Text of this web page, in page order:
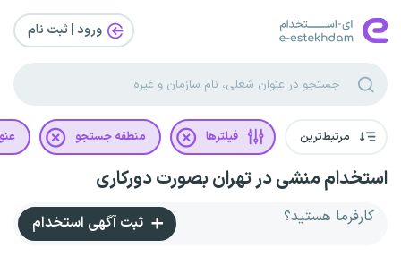
ورود | ثبت‌ نام
مرتبط‌ترین فیلترها منطقه جستجو
استخدام منشی در تهران بصورت دورکاری
کارفرما هستید؟ ثبت آگهی استخدام